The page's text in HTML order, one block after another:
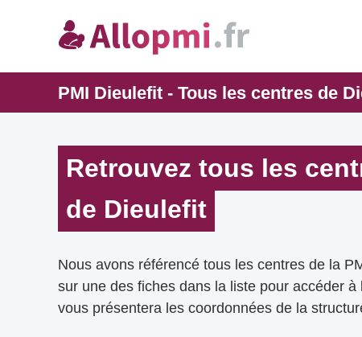
PMI Dieulefit - Tous les centres de
Retrouvez tous les
de Dieulefit
Nous avons référencé tous les centres de la
sur une des fiches dans la liste pour accéder
vous présentera les coordonnées de la